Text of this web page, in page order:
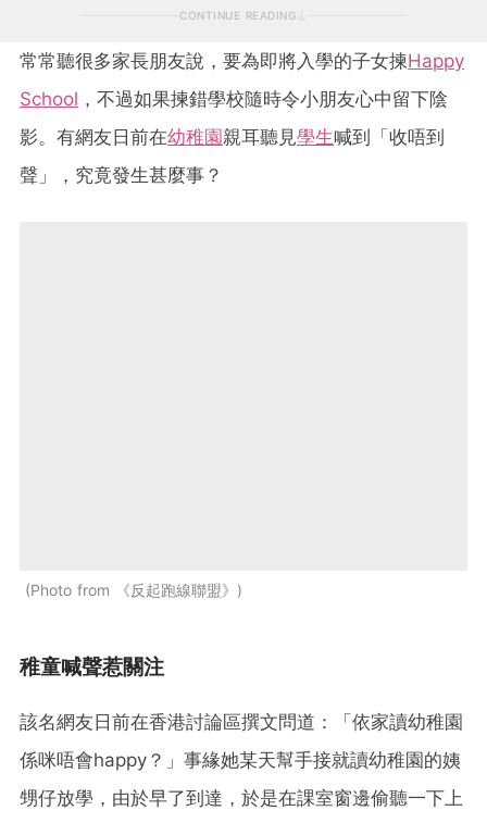
CONTINUE READING
常常聽很多家長朋友說，要為即將入學的子女揀Happy
School ，不過如果揀錯學校隨時令小朋友心中留下陰
影。有網友日前在幼稚園親耳聽見學生喊到「收唔到
聲」，究竟發生甚麼事？
Photo from 《反起跑線聯盟》
稚童喊聲惹關注
該名網友日前在香港討論區撰文問道：「依家讀幼稚園
係咪唔會happy？」事緣她某天幫手接就讀幼稚園的姨
甥仔放學，由於早了到達，於是在課室窗邊偷聽一下上